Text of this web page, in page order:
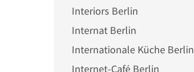
Interiors Berlin
Internat Berlin
Internationale Küche Berlin
Internet-Café Berlin